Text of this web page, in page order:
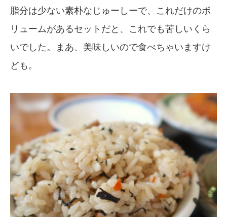
脂分は少ない素朴なじゅーしーで、これだけのボ
リュームがあるセットだと、これでも苦しいくら
いでした。まあ、美味しいので食べちゃいますけ
ども。